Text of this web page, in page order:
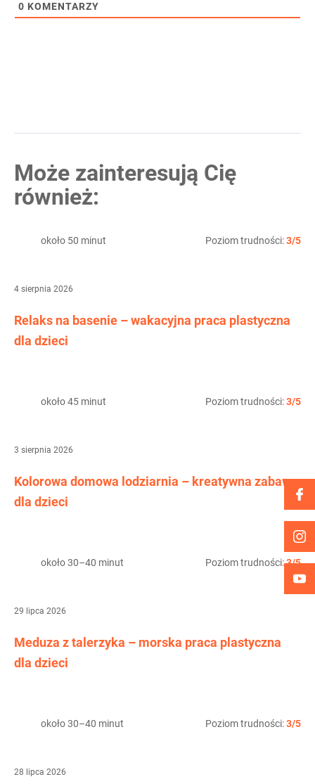
0 KOMENTARZY
Może zainteresują Cię
również:
około 50 minut Poziom trudności:3/5
4 sierpnia 2026
Relaks na basenie – wakacyjna praca plastyczna
dla dzieci
około 45 minut Poziom trudności:3/5
3 sierpnia 2026
Kolorowa domowa lodziarnia – kreatywna zabawa
dla dzieci
około 30–40 minut Poziom trudności:3/5
29 lipca 2026
Meduza z talerzyka – morska praca plastyczna
dla dzieci
około 30–40 minut Poziom trudności:3/5
28 lipca 2026